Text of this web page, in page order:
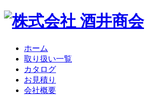
ホーム
取り扱い一覧
カタログ
お見積り
会社概要